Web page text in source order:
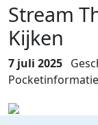
Stream
Kijken
7 juli 2025